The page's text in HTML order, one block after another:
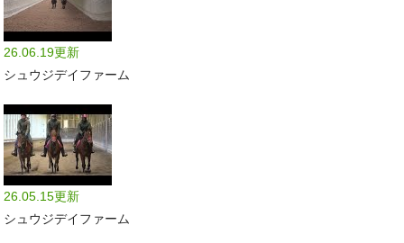
26.06.19更新
シュウジデイファーム
26.05.15更新
シュウジデイファーム